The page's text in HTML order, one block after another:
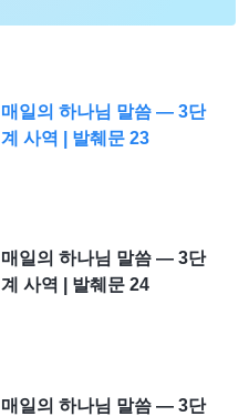
매일의 하나님 말씀 ― 3단
계 사역 | 발췌문 23
매일의 하나님 말씀 ― 3단
계 사역 | 발췌문 24
매일의 하나님 말씀 ― 3단